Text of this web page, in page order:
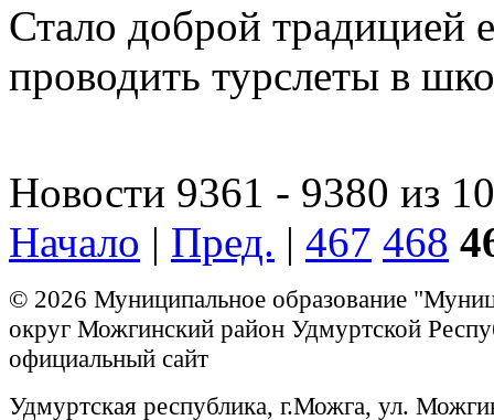
Стало доброй традицией
проводить турслеты в
Новости 9361 - 9380 из
Начало | Пред. | 467 468
© 2026 Муниципальное образование
округ Можгинский район Удмуртской
официальный сайт
Удмуртская республика, г.Можга, ул.